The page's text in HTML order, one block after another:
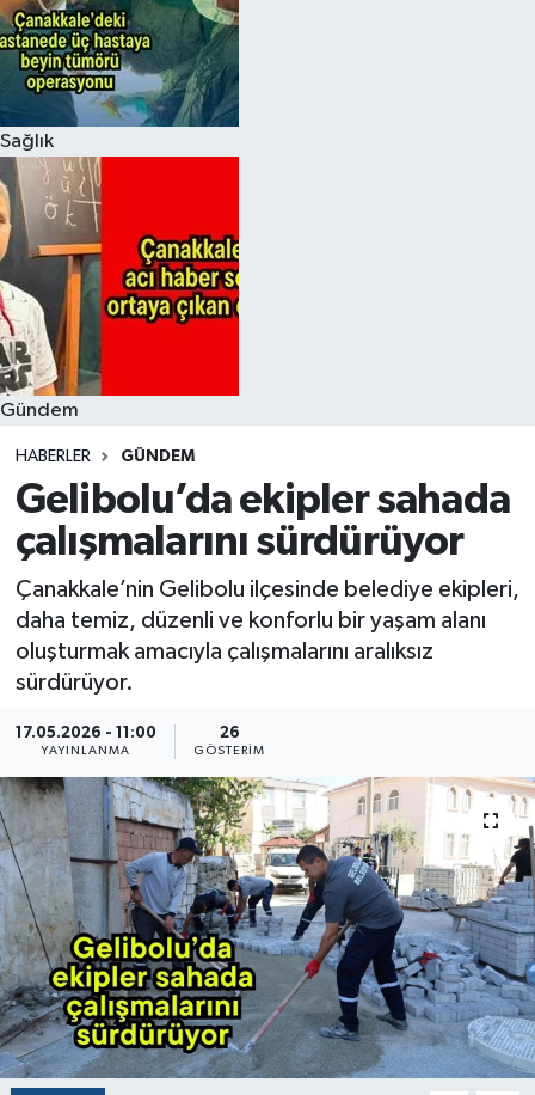
Sağlık
Gündem
HABERLER GÜNDEM
Gelibolu’da ekipler sahada
çalışmalarını sürdürüyor
Çanakkale’nin Gelibolu ilçesinde belediye ekipleri,
daha temiz, düzenli ve konforlu bir yaşam alanı
oluşturmak amacıyla çalışmalarını aralıksız
sürdürüyor.
17.05.2026 - 11:00
YAYINLANMA
26
GÖSTERIM